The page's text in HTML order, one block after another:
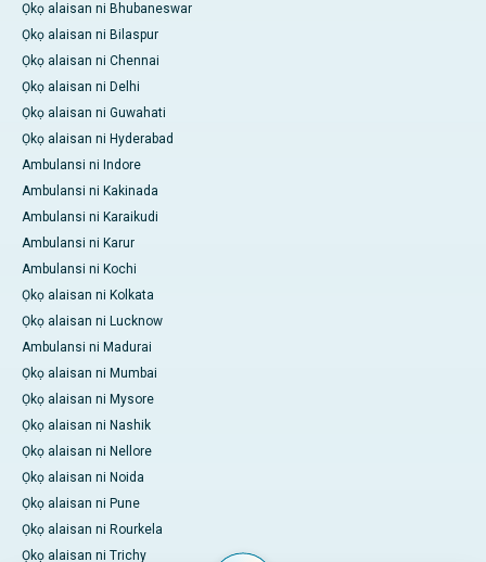
Ọkọ alaisan ni Bhubaneswar
Ọkọ alaisan ni Bilaspur
Ọkọ alaisan ni Chennai
Ọkọ alaisan ni Delhi
Ọkọ alaisan ni Guwahati
Ọkọ alaisan ni Hyderabad
Ambulansi ni Indore
Ambulansi ni Kakinada
Ambulansi ni Karaikudi
Ambulansi ni Karur
Ambulansi ni Kochi
Ọkọ alaisan ni Kolkata
Ọkọ alaisan ni Lucknow
Ambulansi ni Madurai
Ọkọ alaisan ni Mumbai
Ọkọ alaisan ni Mysore
Ọkọ alaisan ni Nashik
Ọkọ alaisan ni Nellore
Ọkọ alaisan ni Noida
Ọkọ alaisan ni Pune
Ọkọ alaisan ni Rourkela
Ọkọ alaisan ni Trichy